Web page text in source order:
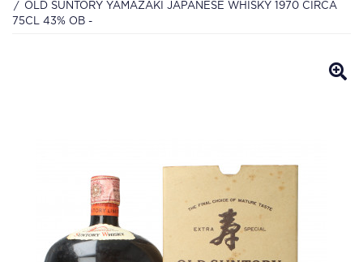
OLD SUNTORY YAMAZAKI JAPANESE WHISKY 1970 CIRCA
75CL 43% OB -